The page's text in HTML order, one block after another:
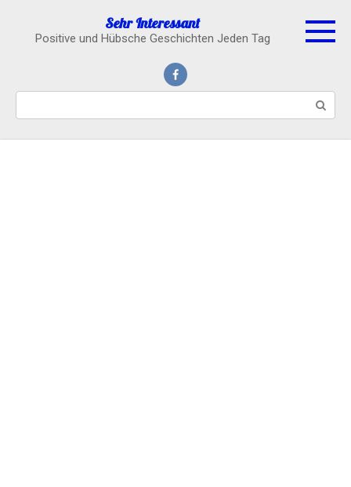
content
Sehr Interessant
Positive und Hübsche Geschichten Jeden Tag